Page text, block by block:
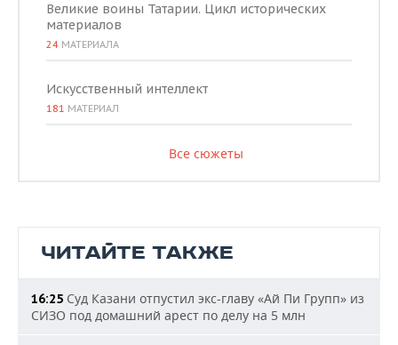
Великие воины Татарии. Цикл исторических
материалов
24 МАТЕРИАЛА
Искусственный интеллект
181 МАТЕРИАЛ
Все сюжеты
ЧИТАЙТЕ ТАКЖЕ
16:25 Суд Казани отпустил экс-главу «Ай Пи Групп» из
СИЗО под домашний арест по делу на 5 млн